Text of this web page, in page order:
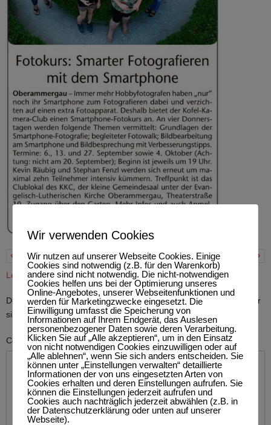
Previous
Leave A Reply
Deine E-Mail-Adresse wird nicht veröffentlicht.
Erforderliche Felder
sind mit*markiert
Comment
Wir verwenden Cookies
Wir nutzen auf unserer Webseite Cookies. Einige
Cookies sind notwendig (z.B. für den Warenkorb)
andere sind nicht notwendig. Die nicht-notwendigen
Cookies helfen uns bei der Optimierung unseres
Online-Angebotes, unserer Webseitenfunktionen und
werden für Marketingzwecke eingesetzt. Die
Einwilligung umfasst die Speicherung von
Informationen auf Ihrem Endgerät, das Auslesen
personenbezogener Daten sowie deren Verarbeitung.
Klicken Sie auf „Alle akzeptieren“, um in den Einsatz
von nicht notwendigen Cookies einzuwilligen oder auf
„Alle ablehnen“, wenn Sie sich anders entscheiden. Sie
können unter „Einstellungen verwalten“ detaillierte
Informationen der von uns eingesetzten Arten von
Cookies erhalten und deren Einstellungen aufrufen. Sie
können die Einstellungen jederzeit aufrufen und
Cookies auch nachträglich jederzeit abwählen (z.B. in
der Datenschutzerklärung oder unten auf unserer
Webseite).